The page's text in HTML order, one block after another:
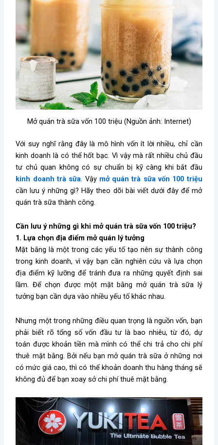
Mở quán trà sữa vốn 100 triệu (Nguồn ảnh: Internet)
Với suy nghĩ rằng đây là mô hình vốn ít lời nhiều, chỉ cần
kinh doanh là có thể hốt bạc. Vì vậy mà rất nhiều chủ đầu
tư chủ quan không có sự chuẩn bị kỹ càng khi bắt đầu
kinh doanh trà sữa . Vậy mở quán trà sữa vốn 100 triệu
cần lưu ý những gì? Hãy theo dõi bài viết dưới đây để mở
quán trà sữa thành công.
Cần lưu ý những gì khi mở quán trà sữa vốn 100 triệu?
1. Lựa chọn địa điểm mở quán lý tưởng
Mặt bằng là một trong các yếu tố tạo nên sự thành công
trong kinh doanh, vì vậy bạn cần nghiên cứu và lựa chọn
địa điểm kỹ lưỡng để tránh đưa ra những quyết định sai
lầm. Để chọn được một mặt bằng mở quán trà sữa lý
tưởng bạn cần dựa vào nhiều yếu tố khác nhau.
Nhưng một trong những điều quan trọng là nguồn vốn, bạn
phải biết rõ tổng số vốn đầu tư là bao nhiêu, từ đó, dự
toán được khoản tiền mà mình có thể chi trả cho chi phí
thuê mặt bằng. Bởi nếu bạn mở quán trà sữa ở những nơi
có mức giá cao, thì có thể khoản doanh thu hàng tháng sẽ
không đủ để bạn xoay sở chi phí thuê mặt bằng.